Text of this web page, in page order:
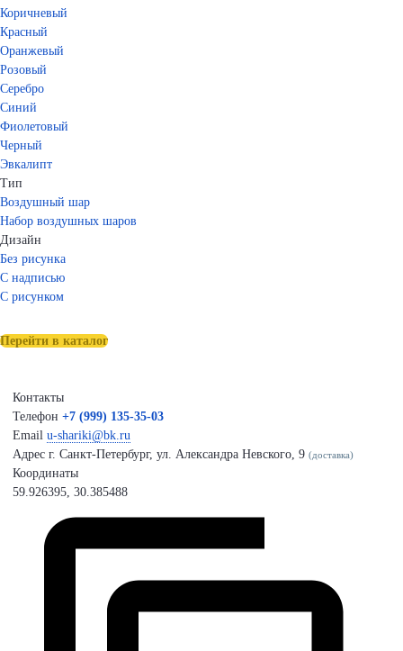
Коричневый
Красный
Оранжевый
Розовый
Серебро
Синий
Фиолетовый
Черный
Эвкалипт
Тип
Воздушный шар
Набор воздушных шаров
Дизайн
Без рисунка
С надписью
С рисунком
Перейти в каталог
Контакты
Телефон +7 (999) 135-35-03
Email u-shariki@bk.ru
Адрес г. Санкт-Петербург, ул. Александра Невского, 9 (доставка)
Координаты
59.926395, 30.385488